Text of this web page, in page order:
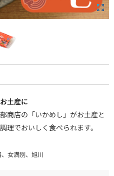
土産に
商店の「いかめし」がお土産と
理でおいしく食べられます。
女満別、旭川